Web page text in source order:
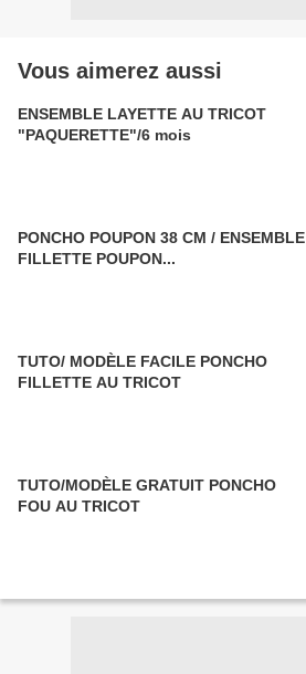
Vous aimerez aussi
ENSEMBLE LAYETTE AU TRICOT
"PAQUERETTE"/6 mois
PONCHO POUPON 38 CM / ENSEMBLE
FILLETTE POUPON...
TUTO/ MODÈLE FACILE PONCHO
FILLETTE AU TRICOT
TUTO/MODÈLE GRATUIT PONCHO
FOU AU TRICOT